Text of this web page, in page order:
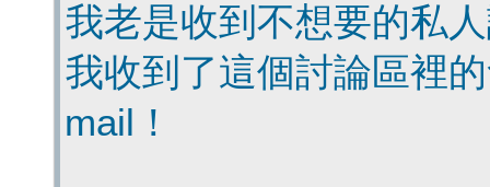
我老是收到不想要的私
我收到了這個討論區裡
mail！